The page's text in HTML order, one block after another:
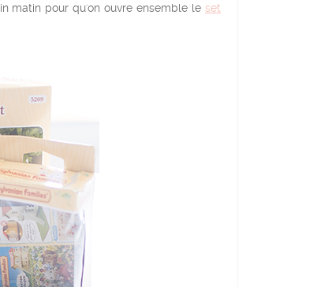
matin pour qu'on ouvre ensemble le set